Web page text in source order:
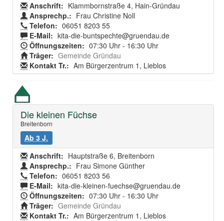
Anschrift: Klammbornstraße 4, Hain-Gründau
Ansprechp.: Frau Christine Noll
Telefon: 06051 8203 55
E-Mail: kita-die-buntspechte@gruendau.de
Öffnungszeiten: 07:30 Uhr - 16:30 Uhr
Träger: Gemeinde Gründau
Kontakt Tr.: Am Bürgerzentrum 1, Lieblos
Die kleinen Füchse
Breitenborn
Ab 3 J.
Anschrift: Hauptstraße 6, Breitenborn
Ansprechp.: Frau Simone Günther
Telefon: 06051 8203 56
E-Mail: kita-die-kleinen-fuechse@gruendau.de
Öffnungszeiten: 07:30 Uhr - 16:30 Uhr
Träger: Gemeinde Gründau
Kontakt Tr.: Am Bürgerzentrum 1, Lieblos